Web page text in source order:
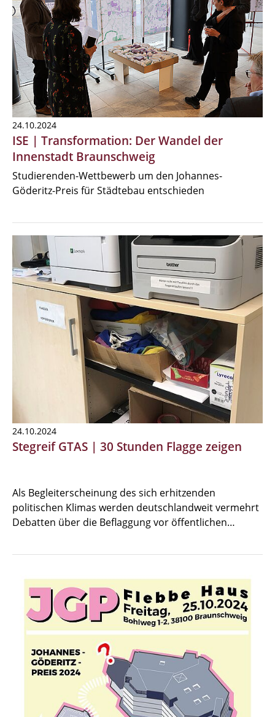
24.10.2024
ISE | Transformation: Der Wandel der
Innenstadt Braunschweig
Studierenden-Wettbewerb um den Johannes-
Göderitz-Preis für Städtebau entschieden
24.10.2024
Stegreif GTAS | 30 Stunden Flagge zeigen
Als Begleiterscheinung des sich erhitzenden
politischen Klimas werden deutschlandweit vermehrt
Debatten über die Beflaggung vor öffentlichen…